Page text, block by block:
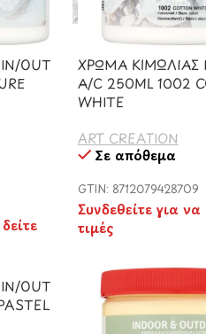
OUT
ΧΡΩΜΑ ΚΙΜΩΛΙΑΣ
A/C 250ML 1002
WHITE
ART CREATION
Σε απόθεμα
GTIN: 8712079428709
Συνδεθείτε για να
τιμές
OUT